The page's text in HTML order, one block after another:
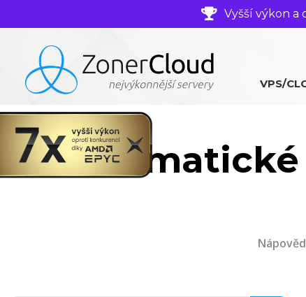
Vyšší výkon a
VPS/
Automatické